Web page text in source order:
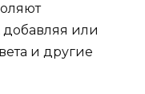
добавляя или
и другие